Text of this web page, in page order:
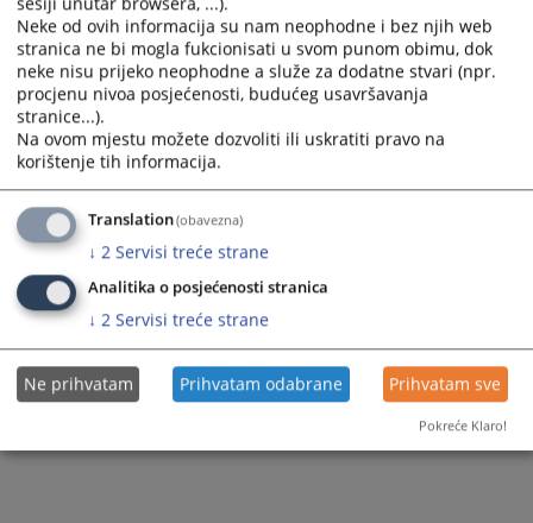
Вијест доступна још на: Bosanski jezik
86ПРЕГЛЕДА
Neke od ovih informacija su nam neophodne i bez njih web
stranica ne bi mogla fukcionisati u svom punom obimu, dok
neke nisu prijeko neophodne a služe za dodatne stvari (npr.
procjenu nivoa posjećenosti, budućeg usavršavanja
stranice...).
Na ovom mjestu možete dozvoliti ili uskratiti pravo na
korištenje tih informacija.
Translation(obavezna)
↓ 2 Servisi treće strane
Analitika o posjećenosti stranica
↓ 2 Servisi treće strane
Ne prihvatam Prihvatam odabrane Prihvatam sve
Pokreće Klaro!